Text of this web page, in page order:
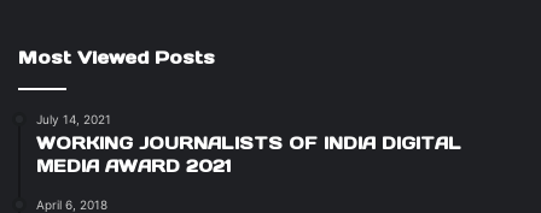
Most Viewed Posts
July 14, 2021
WORKING JOURNALISTS OF INDIA DIGITAL
MEDIA AWARD 2021
April 6, 2018